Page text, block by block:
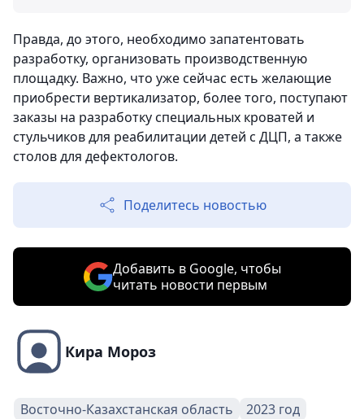
Правда, до этого, необходимо запатентовать
разработку, организовать производственную
площадку. Важно, что уже сейчас есть желающие
приобрести вертикализатор, более того, поступают
заказы на разработку специальных кроватей и
стульчиков для реабилитации детей с ДЦП, а также
столов для дефектологов.
Поделитесь новостью
Добавить в Google, чтобы
читать новости первым
Кира Мороз
Восточно-Казахстанская область
2023 год